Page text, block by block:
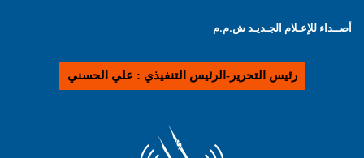
أصــداء للإعـلام الجـديـد ش.م.م
رئيس التحرير-الرئيس التنفيذي : علي الحسني